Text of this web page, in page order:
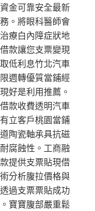
金可靠安全最新
。將眼科醫師會
療白內障症狀地
款讓您支票變現
低利息竹北汽車
週轉優質當鋪經
好是利用推薦。
款收費透明汽車
立客戶桃園當鋪
陶瓷軸承具抗磁
腐蝕性。工商融
提供支票貼現借
分析腹拉價格與
過支票票貼成功
寶寶腹部嚴重鬆